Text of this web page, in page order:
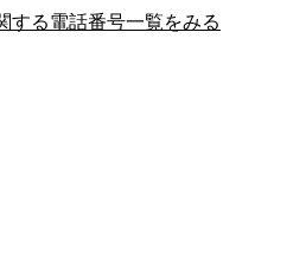
する電話番号一覧をみる